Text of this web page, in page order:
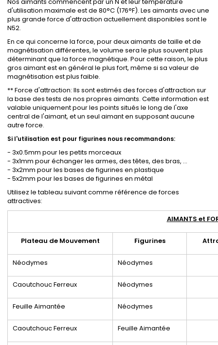
d'utilisation maximale est de 80°C (176°F). Les aimants avec une
plus grande force d'attraction actuellement disponibles sont le
N52.
En ce qui concerne la force, pour deux aimants de taille et de
magnétisation différentes, le volume sera le plus souvent plus
déterminant que la force magnétique. Pour cette raison, le plus
gros aimant est en général le plus fort, même si sa valeur de
magnétisation est plus faible.
** Force d'attraction: Ils sont estimés des forces d'attraction sur
la base des tests de nos propres aimants. Cette information est
valable uniquement pour les points situés le long de l'axe
central de l'aimant, et un seul aimant en supposant aucune
autre force.
Si l'utilisation est pour figurines nous recommandons:
- 3x0.5mm pour les petits morceaux
- 3x1mm pour échanger les armes, des têtes, des bras, ...
- 3x2mm pour les bases de figurines en plastique
- 5x2mm pour les bases de figurines en métal
Utilisez le tableau suivant comme référence de forces
attractives:
AIMANTS et
Plateau de Mouvement Figurines
Néodymes Néodymes
Caoutchouc Ferreux Néodymes
Feuille Aimantée Néodymes
Caoutchouc Ferreux Feuille Aimantée